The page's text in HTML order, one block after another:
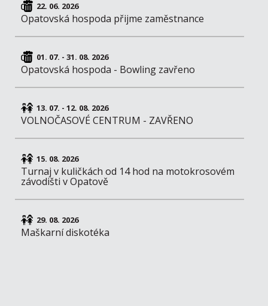
22. 06. 2026
Opatovská hospoda přijme zaměstnance
01. 07. - 31. 08. 2026
Opatovská hospoda - Bowling zavřeno
13. 07. - 12. 08. 2026
VOLNOČASOVÉ CENTRUM - ZAVŘENO
15. 08. 2026
Turnaj v kuličkách od 14 hod na motokrosovém
závodišti v Opatově
29. 08. 2026
Maškarní diskotéka